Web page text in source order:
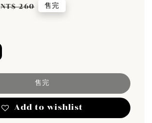
Regular
NT$ 260 售完
售完
Add to wishlist